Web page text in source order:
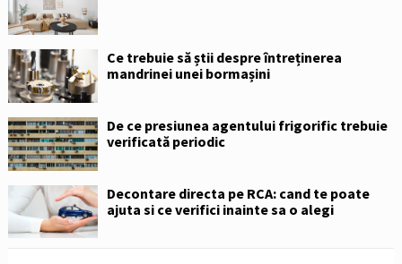
Ce trebuie să știi despre întreținerea
mandrinei unei bormașini
De ce presiunea agentului frigorific trebuie
verificată periodic
Decontare directa pe RCA: cand te poate
ajuta si ce verifici inainte sa o alegi